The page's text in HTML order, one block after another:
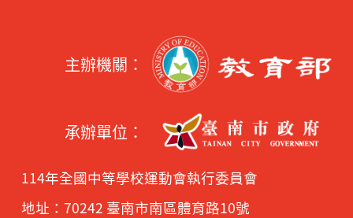
主辦機關：
承辦單位：
114年全國中等學校運動會執行委員會
地址：70242 臺南市南區體育路10號